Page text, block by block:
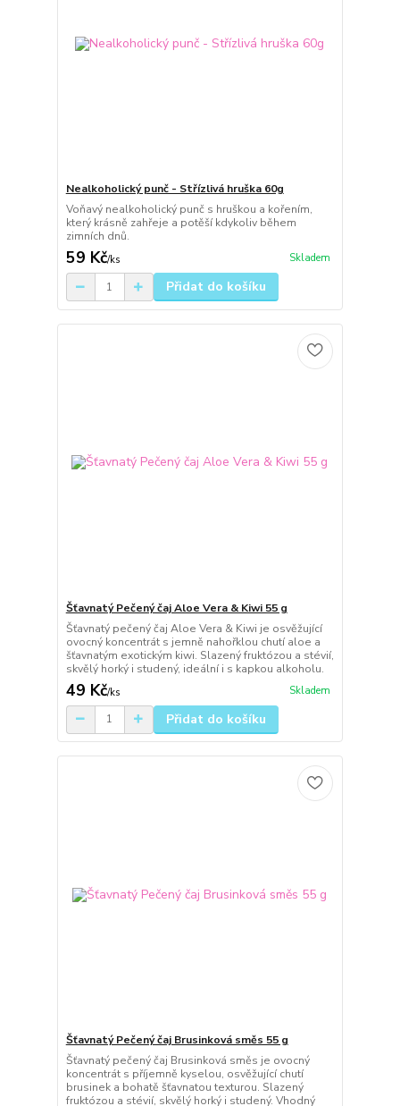
Nealkoholický punč - Střízlivá hruška 60g
Voňavý nealkoholický punč s hruškou a kořením,
který krásně zahřeje a potěší kdykoliv během
zimních dnů.
59 Kč/ks Skladem
Přidat do košíku
Šťavnatý Pečený čaj Aloe Vera & Kiwi 55 g
Šťavnatý pečený čaj Aloe Vera & Kiwi je osvěžující
ovocný koncentrát s jemně nahořklou chutí aloe a
šťavnatým exotickým kiwi. Slazený fruktózou a stévií,
skvělý horký i studený, ideální i s kapkou alkoholu.
49 Kč/ks Skladem
Přidat do košíku
Šťavnatý Pečený čaj Brusinková směs 55 g
Šťavnatý pečený čaj Brusinková směs je ovocný
koncentrát s příjemně kyselou, osvěžující chutí
brusinek a bohatě šťavnatou texturou. Slazený
fruktózou a stévií, skvělý horký i studený. Vhodný